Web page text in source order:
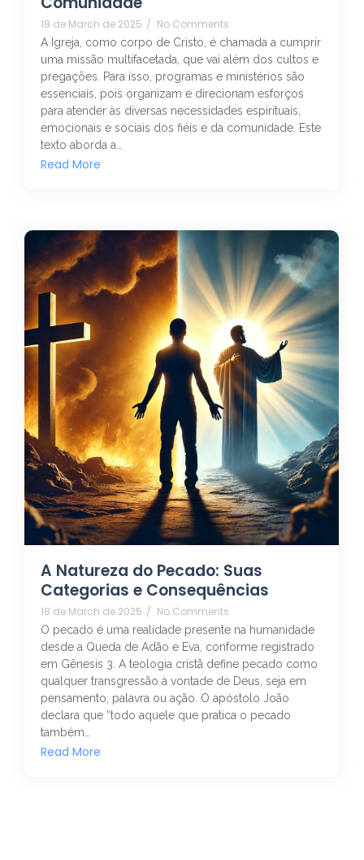
18 de March de 2025 / No Comments
A Igreja, como corpo de Cristo, é chamada a cumprir
uma missão multifacetada, que vai além dos cultos e
pregações. Para isso, programas e ministérios são
essenciais, pois organizam e direcionam esforços
para atender às diversas necessidades espirituais,
emocionais e sociais dos fiéis e da comunidade. Este
texto aborda a…
Read More
A Natureza do Pecado: Suas
Categorias e Consequências
18 de March de 2025 / No Comments
O pecado é uma realidade presente na humanidade
desde a Queda de Adão e Eva, conforme registrado
em Gênesis 3. A teologia cristã define pecado como
qualquer transgressão à vontade de Deus, seja em
pensamento, palavra ou ação. O apóstolo João
declara que “todo aquele que pratica o pecado
também…
Read More